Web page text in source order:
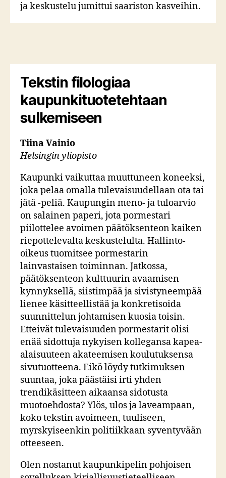
ja keskustelu jumittui saariston kasveihin.
Tekstin filologiaa
kaupunkituotetehtaan
sulkemiseen
Tiina Vainio
Helsingin yliopisto
Kaupunki vaikuttaa muuttuneen koneeksi,
joka pelaa omalla tulevaisuudellaan ota tai
jätä -peliä. Kaupungin meno- ja tuloarvio
on salainen paperi, jota pormestari
piilottelee avoimen päätöksenteon kaiken
riepottelevalta keskustelulta. Hallinto-
oikeus tuomitsee pormestarin
lainvastaisen toiminnan. Jatkossa,
päätöksenteon kulttuurin avaamisen
kynnyksellä, siistimpää ja sivistyneempää
lienee käsitteellistää ja konkretisoida
suunnittelun johtamisen kuosia toisin.
Etteivät tulevaisuuden pormestarit olisi
enää sidottuja nykyisen kollegansa kapea-
alaisuuteen akateemisen koulutuksensa
sivutuotteena. Eikö löydy tutkimuksen
suuntaa, joka päästäisi irti yhden
trendikäsitteen aikaansa sidotusta
muotoehdosta? Ylös, ulos ja laveampaan,
koko tekstin avoimeen, tuuliseen,
myrskyiseenkin politiikkaan syventyvään
otteeseen.
Olen nostanut kaupunkipelin pohjoisen